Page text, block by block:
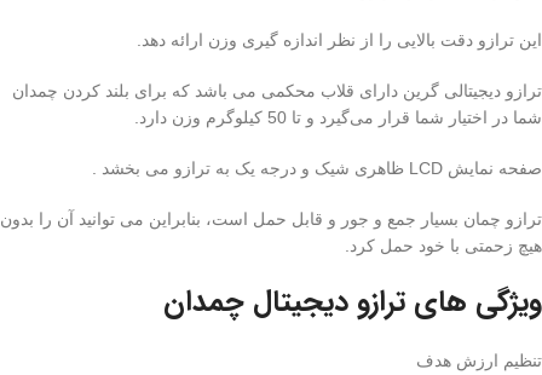
این ترازو دقت بالایی را از نظر اندازه گیری وزن ارائه دهد.
ترازو دیجیتالی گرین دارای قلاب محکمی می باشد که برای بلند کردن چمدان
شما در اختیار شما قرار می‌گیرد و تا 50 کیلوگرم وزن دارد.
صفحه نمایش LCD ظاهری شیک و درجه یک به ترازو می بخشد .
ترازو چمان بسیار جمع و جور و قابل حمل است، بنابراین می توانید آن را بدون
هیچ زحمتی با خود حمل کرد.
ویژگی های ترازو دیجیتال چمدان
تنظیم ارزش هدف